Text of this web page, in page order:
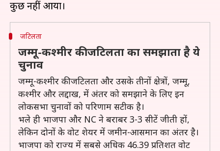
जटिलता
जम्मू-कश्मीर की जटिलता का समझाता है ये
चुनाव
जम्मू-कश्मीर की जटिलता और उसके तीनों क्षेत्रों, जम्मू,
कश्मीर और लद्दाख, में अंतर को समझाने के लिए इन
लोकसभा चुनावों को परिणाम सटीक है।
भले ही भाजपा और NC ने बराबर 3-3 सीटें जीती हों,
लेकिन दोनों के वोट शेयर में जमीन-आसमान का अंतर है।
भाजपा को राज्य में सबसे अधिक 46.39 प्रतिशत वोट